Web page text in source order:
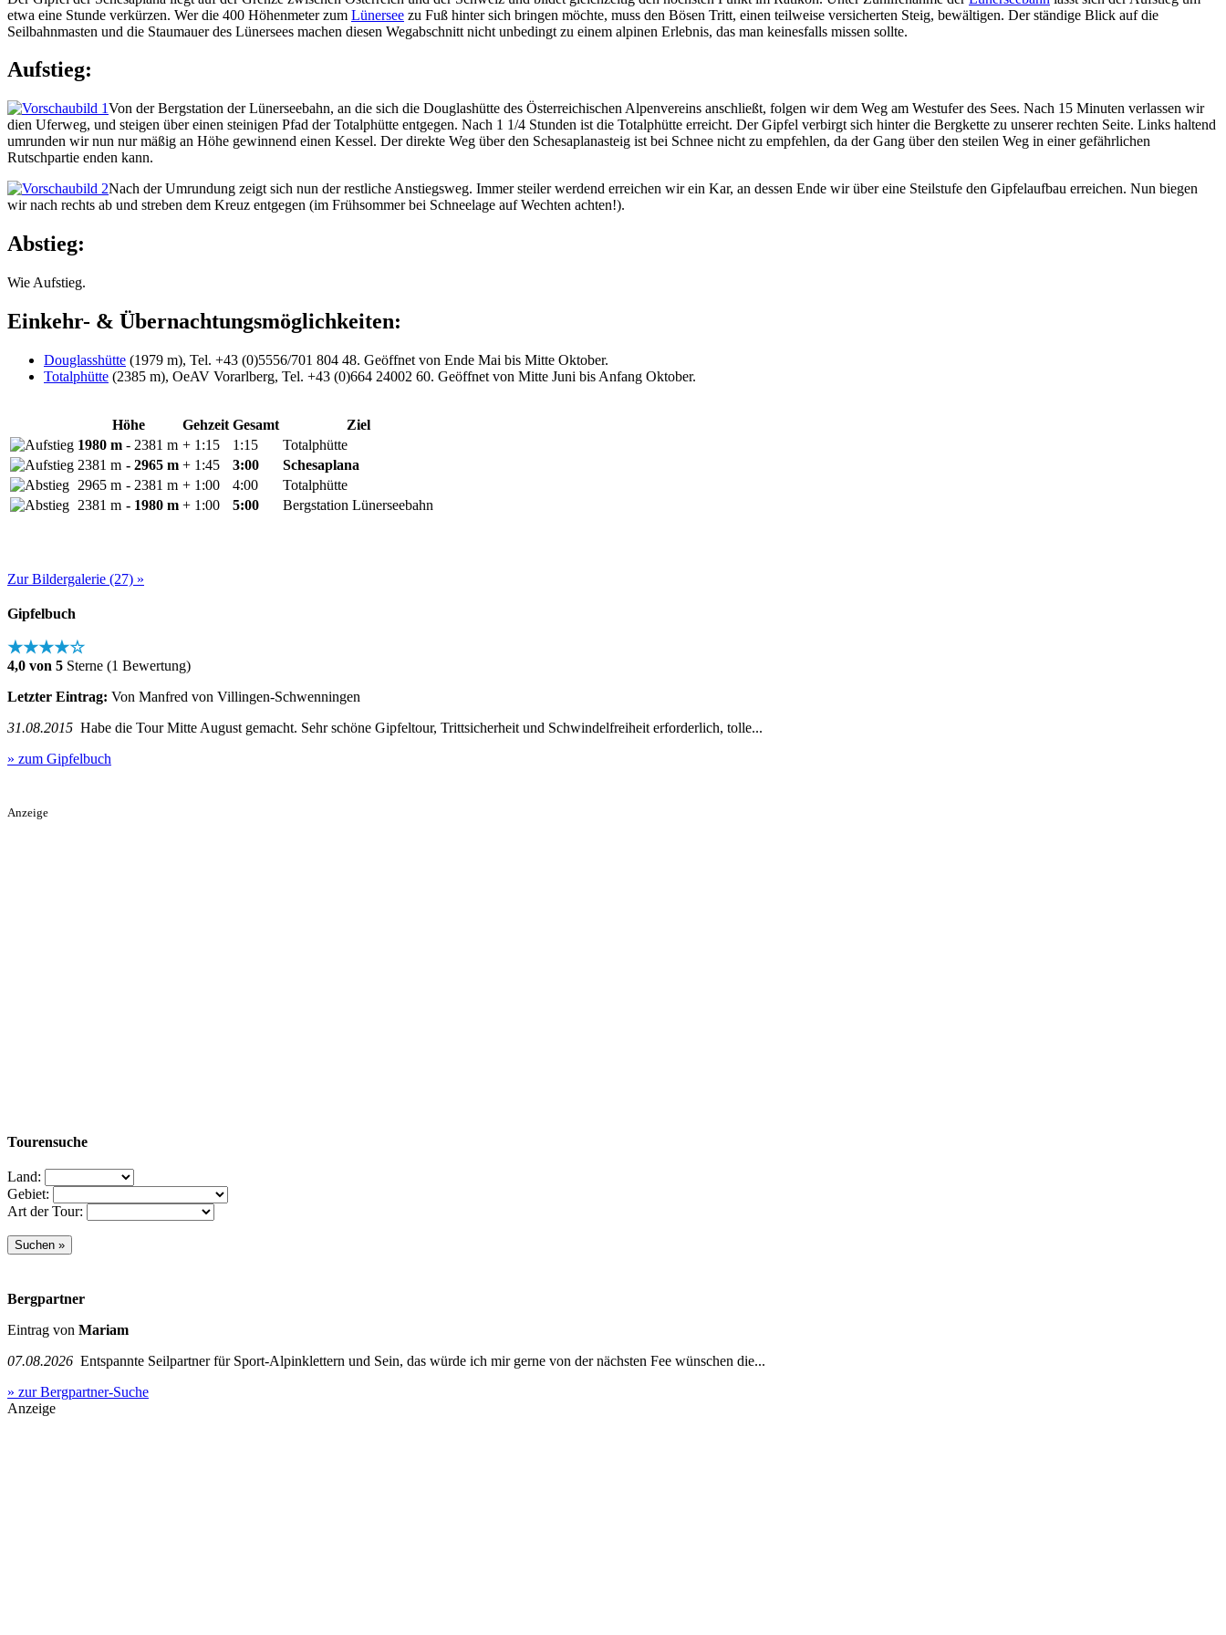
etwa eine Stunde verkürzen. Wer die 400 Höhenmeter zum Lünersee zu Fuß hinter sich bringen möchte, muss den Bösen Tritt, einen teilweise versicherten Steig, bewältigen. Der ständige Blick auf die
Seilbahnmasten und die Staumauer des Lünersees machen diesen Wegabschnitt nicht unbedingt zu einem alpinen Erlebnis, das man keinesfalls missen sollte.
Aufstieg:
Von der Bergstation der Lünerseebahn, an die sich die Douglashütte des Österreichischen Alpenvereins anschließt, folgen wir dem Weg am Westufer des Sees. Nach 15 Minuten verlassen wir
dien Uferweg, und steigen über einen steinigen Pfad der Totalphütte entgegen. Nach 1 1/4 Stunden ist die Totalphütte erreicht. Der Gipfel verbirgt sich hinter die Bergkette zu unserer rechten Seite. Links haltend
umrunden wir nun nur mäßig an Höhe gewinnend einen Kessel. Der direkte Weg über den Schesaplanasteig ist bei Schnee nicht zu empfehlen, da der Gang über den steilen Weg in einer gefährlichen
Rutschpartie enden kann.
Nach der Umrundung zeigt sich nun der restliche Anstiegsweg. Immer steiler werdend erreichen wir ein Kar, an dessen Ende wir über eine Steilstufe den Gipfelaufbau erreichen. Nun biegen
wir nach rechts ab und streben dem Kreuz entgegen (im Frühsommer bei Schneelage auf Wechten achten!).
Abstieg:
Wie Aufstieg.
Einkehr- & Übernachtungsmöglichkeiten:
Douglasshütte (1979 m), Tel. +43 (0)5556/701 804 48. Geöffnet von Ende Mai bis Mitte Oktober.
Totalphütte (2385 m), OeAV Vorarlberg, Tel. +43 (0)664 24002 60. Geöffnet von Mitte Juni bis Anfang Oktober.
Höhe Gehzeit Gesamt
Ziel
1980 m - 2381 m + 1:15 1:15
Totalphütte
2381 m - 2965 m + 1:45 3:00
Schesaplana
2965 m - 2381 m + 1:00 4:00
Totalphütte
2381 m - 1980 m + 1:00 5:00 Bergstation Lünerseebahn
Zur Bildergalerie (27) »
Gipfelbuch
★★★★☆
4,0 von 5 Sterne (1 Bewertung)
Letzter Eintrag: Von Manfred von Villingen-Schwenningen
31.08.2015 Habe die Tour Mitte August gemacht. Sehr schöne Gipfeltour, Trittsicherheit und Schwindelfreiheit erforderlich, tolle...
» zum Gipfelbuch
Anzeige
Tourensuche
Land:
Gebiet:
Art der Tour:
Bergpartner
Eintrag von Mariam
07.08.2026 Entspannte Seilpartner für Sport-Alpinklettern und Sein, das würde ich mir gerne von der nächsten Fee wünschen die...
» zur Bergpartner-Suche
Anzeige